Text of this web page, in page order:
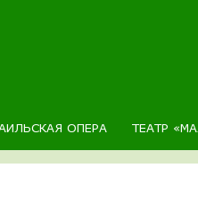
ОПЕРА ТЕАТР